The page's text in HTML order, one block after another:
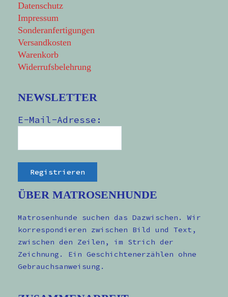
Datenschutz
Impressum
Sonderanfertigungen
Versandkosten
Warenkorb
Widerrufsbelehrung
NEWSLETTER
E-Mail-Adresse:
ÜBER MATROSENHUNDE
Matrosenhunde suchen das Dazwischen. Wir
korrespondieren zwischen Bild und Text,
zwischen den Zeilen, im Strich der
Zeichnung. Ein Geschichtenerzählen ohne
Gebrauchsanweisung.